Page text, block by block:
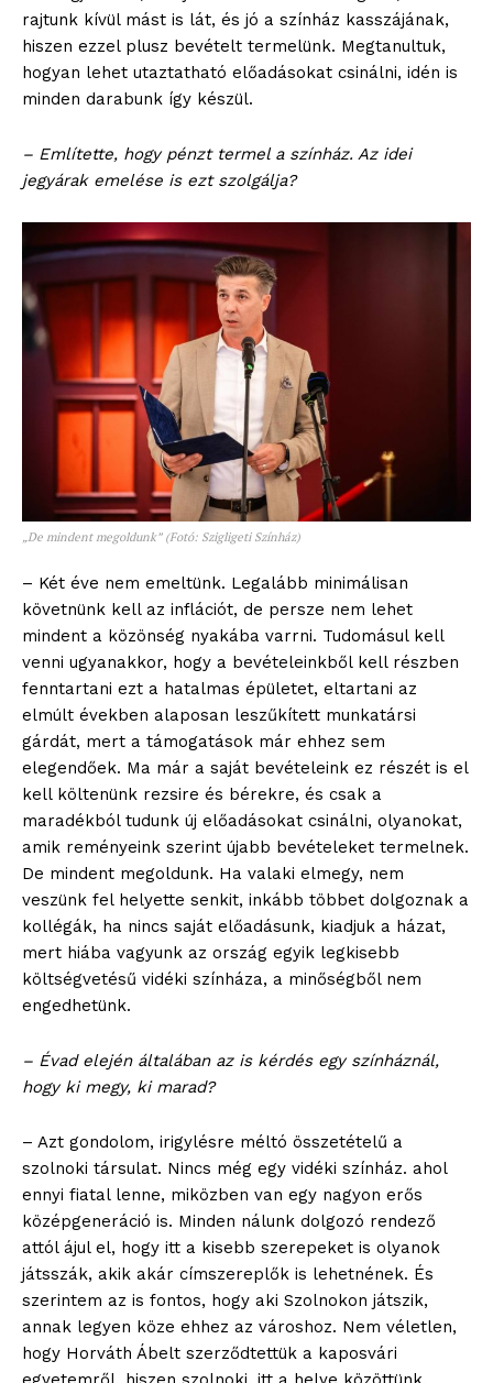
blogSZOLNOK
szubjektív élményportál
ELŐFIZETÉS
Hasznos
bSZ fiók
Előfizetés
Kapcsolat
Adatkezelési tájékoztató
Hirdetés
rajtunk kívül mást is lát, és jó a színház kasszájának,
hiszen ezzel plusz bevételt termelünk. Megtanultuk,
hogyan lehet utaztatható előadásokat csinálni, idén is
minden darabunk így készül.
– Említette, hogy pénzt termel a színház. Az idei
jegyárak emelése is ezt szolgálja?
„De mindent megoldunk” (Fotó: Szigligeti Színház)
– Két éve nem emeltünk. Legalább minimálisan
követnünk kell az inflációt, de persze nem lehet
mindent a közönség nyakába varrni. Tudomásul kell
venni ugyanakkor, hogy a bevételeinkből kell részben
fenntartani ezt a hatalmas épületet, eltartani az
elmúlt években alaposan leszűkített munkatársi
gárdát, mert a támogatások már ehhez sem
elegendőek. Ma már a saját bevételeink ez részét is el
kell költenünk rezsire és bérekre, és csak a
maradékból tudunk új előadásokat csinálni, olyanokat,
amik reményeink szerint újabb bevételeket termelnek.
De mindent megoldunk. Ha valaki elmegy, nem
veszünk fel helyette senkit, inkább többet dolgoznak a
kollégák, ha nincs saját előadásunk, kiadjuk a házat,
mert hiába vagyunk az ország egyik legkisebb
költségvetésű vidéki színháza, a minőségből nem
engedhetünk.
– Évad elején általában az is kérdés egy színháznál,
hogy ki megy, ki marad?
– Azt gondolom, irigylésre méltó összetételű a
szolnoki társulat. Nincs még egy vidéki színház. ahol
ennyi fiatal lenne, miközben van egy nagyon erős
középgeneráció is. Minden nálunk dolgozó rendező
attól ájul el, hogy itt a kisebb szerepeket is olyanok
játsszák, akik akár címszereplők is lehetnének. És
szerintem az is fontos, hogy aki Szolnokon játszik,
annak legyen köze ehhez az városhoz. Nem véletlen,
hogy Horváth Ábelt szerződtettük a kaposvári